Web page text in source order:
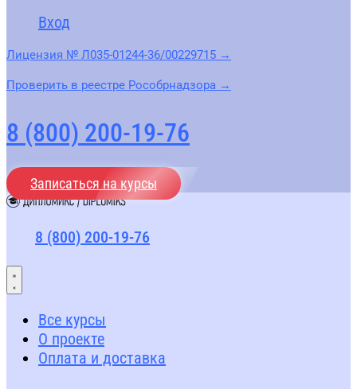
Вход
Лицензия № Л035-01244-36/00229715 →
Проверить в реестре Рособрнадзора →
8 (800) 200-19-76
Записаться на курсы
8 (800) 200-19-76
Все курсы
О проекте
Оплата и доставка